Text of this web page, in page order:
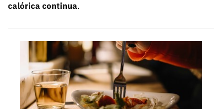
calórica continua.